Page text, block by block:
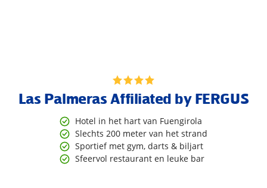
Las Palmeras Affiliated by FERGUS
Hotel in het hart van Fuengirola
Slechts 200 meter van het strand
Sportief met gym, darts & biljart
Sfeervol restaurant en leuke bar